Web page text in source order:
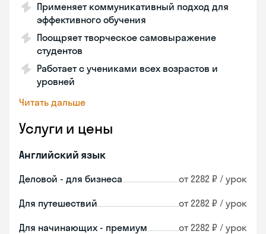
Применяет коммуникативный подход для
эффективного обучения
Поощряет творческое самовыражение
студентов
Работает с учениками всех возрастов и
уровней
Читать дальше
Услуги и цены
Английский язык
Деловой - для бизнеса от 2282 ₽ / урок
Для путешествий от 2282 ₽ / урок
Для начинающих - премиум от 2282 ₽ / урок